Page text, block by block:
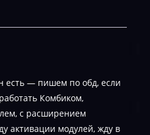
есть — пишем по обд, если
Комбиком,
с расширением
активации модулей, жду в